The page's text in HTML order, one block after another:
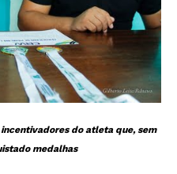
do atleta que, sem
medalhas